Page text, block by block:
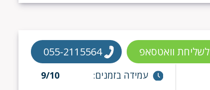
עמידה בזמנים:
9/10
לשליחת וואטסאפ 055-2115564